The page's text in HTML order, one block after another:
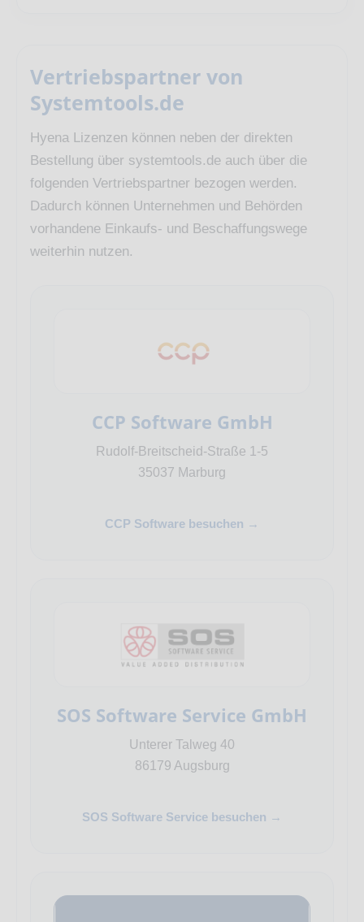
Vertriebspartner von
Systemtools.de
Hyena Lizenzen können neben der direkten
Bestellung über systemtools.de auch über die
folgenden Vertriebspartner bezogen werden.
Dadurch können Unternehmen und Behörden
vorhandene Einkaufs- und Beschaffungswege
weiterhin nutzen.
CCP Software GmbH
Rudolf-Breitscheid-Straße 1-5
35037 Marburg
CCP Software besuchen →
SOS Software Service GmbH
Unterer Talweg 40
86179 Augsburg
SOS Software Service besuchen →